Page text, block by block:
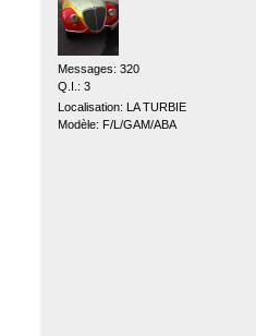
Messages: 320
Q.I.: 3
Localisation: LA TURBIE
Modèle: F/L/GAM/ABA